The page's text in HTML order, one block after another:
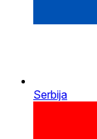
Serbija